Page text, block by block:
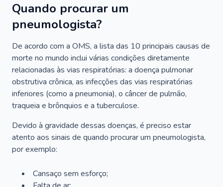
Quando procurar um
pneumologista?
De acordo com a OMS, a lista das 10 principais causas de
morte no mundo inclui várias condições diretamente
relacionadas às vias respiratórias: a doença pulmonar
obstrutiva crônica, as infecções das vias respiratórias
inferiores (como a pneumonia), o câncer de pulmão,
traqueia e brônquios e a tuberculose.
Devido à gravidade dessas doenças, é preciso estar
atento aos sinais de quando procurar um pneumologista,
por exemplo:
Cansaço sem esforço;